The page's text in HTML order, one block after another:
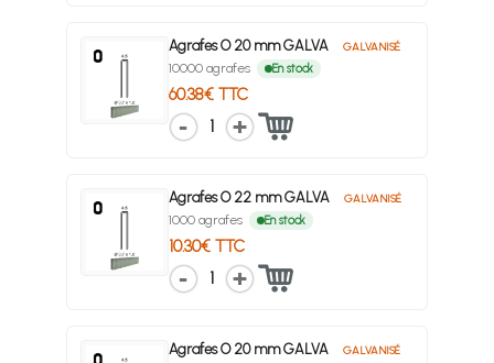
Agrafes O 20 mm GALVA GALVANISÉ
10000 agrafes En stock
60.38€ TTC
1
Agrafes O 22 mm GALVA GALVANISÉ
1000 agrafes En stock
10.30€ TTC
1
Agrafes O 20 mm GALVA GALVANISÉ